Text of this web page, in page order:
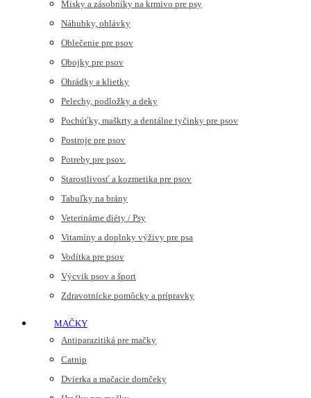
Misky a zásobníky na krmivo pre psy
Náhubky, ohlávky
Oblečenie pre psov
Obojky pre psov
Ohrádky a klietky
Pelechy, podložky a deky
Pochúťky, maškrty a dentálne tyčinky pre psov
Postroje pre psov
Potreby pre psov.
Starostlivosť a kozmetika pre psov
Tabuľky na brány
Veterinárne diéty / Psy
Vitamíny a doplnky výživy pre psa
Vodítka pre psov
Výcvik psov a šport
Zdravotnícke pomôcky a prípravky
MAČKY
Antiparazitiká pre mačky
Catnip
Dvierka a mačacie domčeky